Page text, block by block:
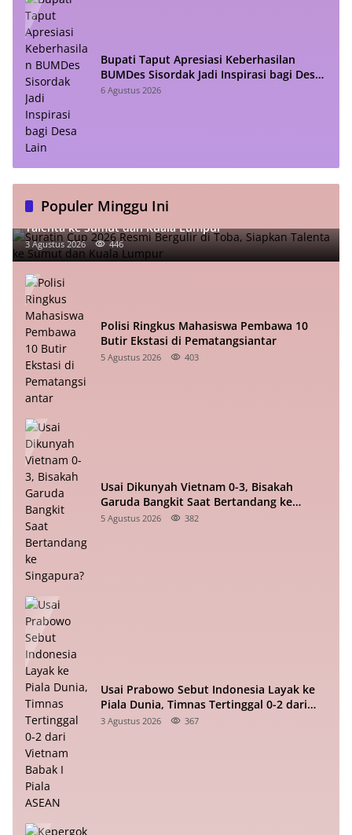
Bupati Taput Apresiasi Keberhasilan
BUMDes Sisordak Jadi Inspirasi bagi Desa
Lain
6 Agustus 2026
Populer Minggu Ini
Suratin Cup 2026 Resmi Bergulir di Toba, Siapkan
Talenta ke Sumut dan Kuala Lumpur
3 Agustus 2026 446
Polisi Ringkus Mahasiswa Pembawa 10
Butir Ekstasi di Pematangsiantar
5 Agustus 2026 403
Usai Dikunyah Vietnam 0-3, Bisakah
Garuda Bangkit Saat Bertandang ke
Singapura?
5 Agustus 2026 382
Usai Prabowo Sebut Indonesia Layak ke
Piala Dunia, Timnas Tertinggal 0-2 dari
Vietnam Babak I Piala ASEAN
3 Agustus 2026 367